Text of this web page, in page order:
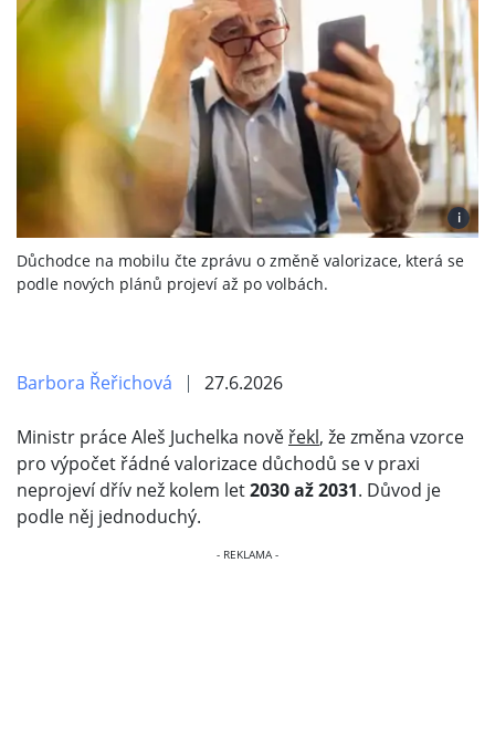
i
Důchodce na mobilu čte zprávu o změně valorizace, která se
podle nových plánů projeví až po volbách.
Barbora Řeřichová 27.6.2026
Ministr práce Aleš Juchelka nově řekl, že změna vzorce
pro výpočet řádné valorizace důchodů se v praxi
neprojeví dřív než kolem let2030 až 2031. Důvod je
podle něj jednoduchý.